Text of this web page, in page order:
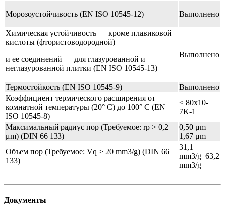
Морозоустойчивость (EN ISO 10545-12) Выполнено
Химическая устойчивость — кроме плавиковой
кислоты (фтористоводородной)
и ее соединений — для глазурованной и
неглазурованной плитки (EN ISO 10545-13)
Выполнено
Термостойкость (EN ISO 10545-9)
Выполнено
Коэффициент термического расширения от
комнатной температуры (20° C) до 100° C (EN
ISO 10545-8)
< 80x10-
7K-1
Максимальный радиус пор (Требуемое: rp > 0,2
μm) (DIN 66 133)
0,50 μm–
1,67 μm
Объем пор (Требуемое: Vq > 20 mm3/g) (DIN 66
133)
31,1
mm3/g–63,2
mm3/g
Документы